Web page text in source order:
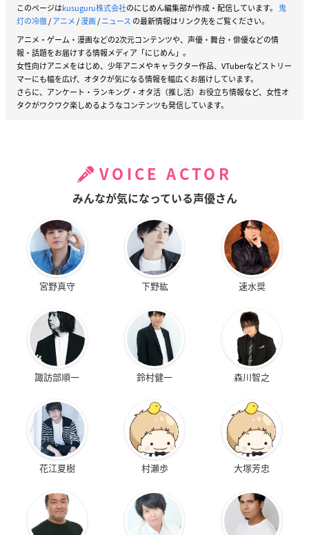
このページはkusuguru株式会社のにじめん編集部が作成・配信しています。 鬼
灯の冷徹/アニメ/漫画/ニュース の最新情報はリンク先をご覧ください。
アニメ・ゲーム・漫画などの2次元コンテンツや、声優・舞台・俳優などの情
報・話題をお届けする情報メディア「にじめん」。
女性向けアニメをはじめ、少年アニメやキャラクター作品、VTuberなどストリー
マーにも幅を広げ、オタクが気になる情報を幅広くお届けしています。
さらに、アンケート・ランキング・オタ活（推し活）お役立ち情報など、女性オ
タクがワクワク楽しめるようなコンテンツも発信しています。
VOICE ACTOR
みんなが気になっている声優さん
宮野真守 下野紘 速水奨
諏訪部順一 鈴村健一 森川智之
花江夏樹 村瀬歩 大塚芳忠